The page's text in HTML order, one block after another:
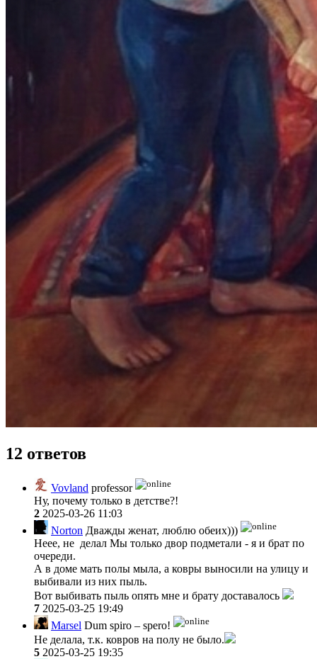
12 ответов
Vovland professor
Ну, почему только в детстве?!
2 2025-03-26 11:03
Norton Дважды женат, люблю обеих)))
Неее, не делал Мы только двор подметали - я и брат по
очереди.
А в доме мать полы мыла, а ковры выносили на улицу и
выбивали из них пыль.
Вот выбивать пыль опять мне и брату доставалось
7 2025-03-25 19:49
Marsel Dum spiro – spero!
Не делала, т.к. ковров на полу не было.
5 2025-03-25 19:35